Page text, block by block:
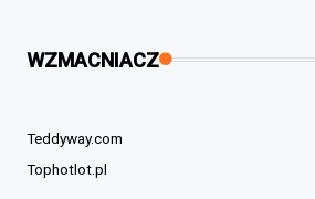
WZMACNIACZ
Teddyway.com
Tophotlot.pl